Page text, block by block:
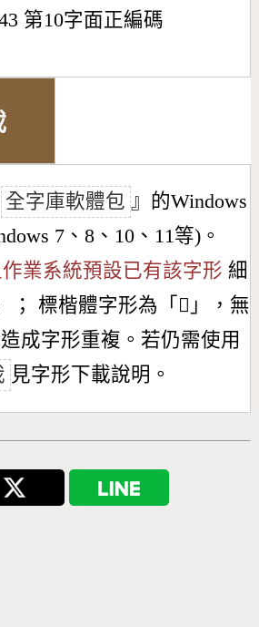
第10字面正編碼
全字庫軟體包 』的Windows
7、8、10、11等)。
業系統預設已有該字形 細
； 標楷體字形為「 𦥀 」，無
成字形重複。若仍需使用
見字形下載說明。